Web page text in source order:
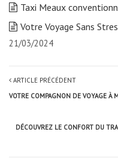
Taxi Meaux
Votre Voyage Sans
21/03/2024
ARTICLE PRÉCÉDENT
VOTRE COMPAGNON DE VOYAGE À
DÉCOUVREZ LE CONFORT DU